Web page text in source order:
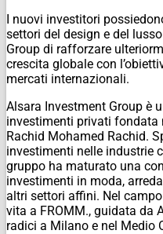
I nuovi investitori
settori del design e del
Group di rafforzare
crescita globale con
mercati internazionali.
Alsara Investment Group è
investimenti privati fondata
Rachid Mohamed Rachid.
investimenti nelle industrie
gruppo ha maturato una
investimenti in moda,
altri settori affini. Nel
vita a FROMM., guidata da
radici a Milano e nel Medio